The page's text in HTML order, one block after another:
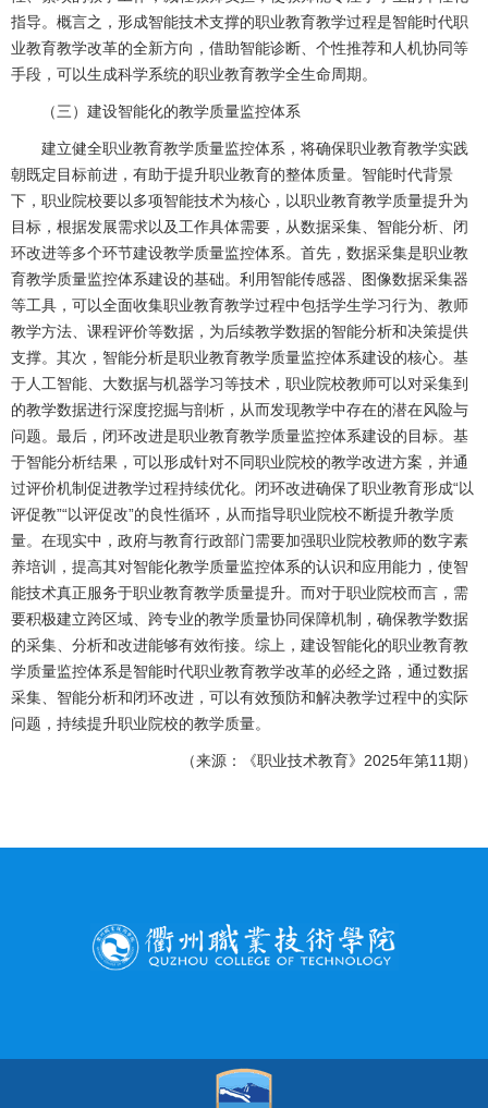
指导。概言之，形成智能技术支撑的职业教育教学过程是智能时代职
业教育教学改革的全新方向，借助智能诊断、个性推荐和人机协同等
手段，可以生成科学系统的职业教育教学全生命周期。
（三）建设智能化的教学质量监控体系
建立健全职业教育教学质量监控体系，将确保职业教育教学实践
朝既定目标前进，有助于提升职业教育的整体质量。智能时代背景
下，职业院校要以多项智能技术为核心，以职业教育教学质量提升为
目标，根据发展需求以及工作具体需要，从数据采集、智能分析、闭
环改进等多个环节建设教学质量监控体系。首先，数据采集是职业教
育教学质量监控体系建设的基础。利用智能传感器、图像数据采集器
等工具，可以全面收集职业教育教学过程中包括学生学习行为、教师
教学方法、课程评价等数据，为后续教学数据的智能分析和决策提供
支撑。其次，智能分析是职业教育教学质量监控体系建设的核心。基
于人工智能、大数据与机器学习等技术，职业院校教师可以对采集到
的教学数据进行深度挖掘与剖析，从而发现教学中存在的潜在风险与
问题。最后，闭环改进是职业教育教学质量监控体系建设的目标。基
于智能分析结果，可以形成针对不同职业院校的教学改进方案，并通
过评价机制促进教学过程持续优化。闭环改进确保了职业教育形成“以
评促教”“以评促改”的良性循环，从而指导职业院校不断提升教学质
量。在现实中，政府与教育行政部门需要加强职业院校教师的数字素
养培训，提高其对智能化教学质量监控体系的认识和应用能力，使智
能技术真正服务于职业教育教学质量提升。而对于职业院校而言，需
要积极建立跨区域、跨专业的教学质量协同保障机制，确保教学数据
的采集、分析和改进能够有效衔接。综上，建设智能化的职业教育教
学质量监控体系是智能时代职业教育教学改革的必经之路，通过数据
采集、智能分析和闭环改进，可以有效预防和解决教学过程中的实际
问题，持续提升职业院校的教学质量。
（来源：《职业技术教育》2025年第11期）